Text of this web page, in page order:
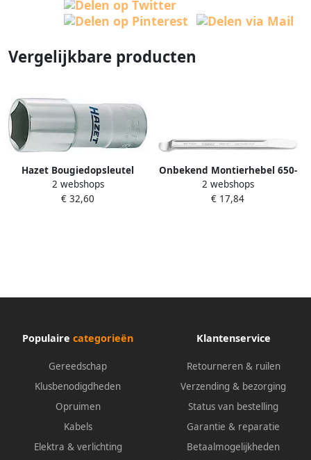
Vergelijkbare producten
Hazet Bougiedopsleutel
900MGT · 1 2 inch (12 5 mm)
vierkant hol · Buiten-zeskant-
2 webshops
€ 32,60
Onbekend Montierhebel 650-
8 L.199mm CV-Stahl Doppel-T-
Profil HAZET
2 webshops
€ 17,84
Populaire categorieën
Gereedschap
Klusbenodigdheden
Opruimen
Kabels
Elektra & verlichting
Klantenservice
Retourneren & ruilen
Verzending & bezorging
Status van bestelling
Garantie & reparatie
Betaalmogelijkheden